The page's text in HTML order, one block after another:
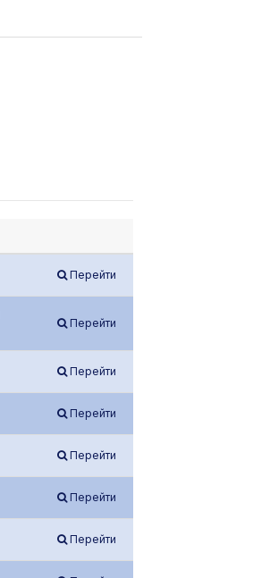
Перейти
Перейти
Перейти
Перейти
Перейти
Перейти
Перейти